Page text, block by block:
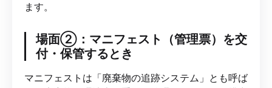
ます。
場面②：マニフェスト（管理票）を交
付・保管するとき
マニフェストは「廃棄物の追跡システム」とも呼ば